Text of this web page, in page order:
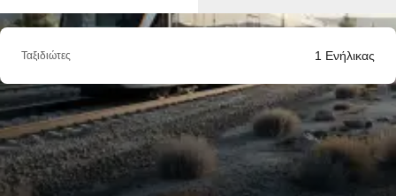
Ταξιδιώτες 1 Ενήλικας